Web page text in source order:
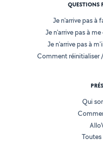
QUESTIONS
Je n'arrive pas à
Je n'arrive pas à
Je n'arrive pas à
Comment réinitialiser
Qui